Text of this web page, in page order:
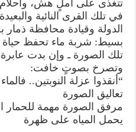
تتغذى على أملٍ هش،
في تلك القرى النائية
الدولة وقيادة محافظة ذمار
بسيط: شربة ماء تحفظ حياة
تلك الصورة ـ وإن بدت
وتصرخ بصوتٍ خافت:
“أنقذوا عزلة النوبتين..
تعاليق الصورة
مرفق الصورة مهمة للحمار
يحمل المياه على ظهرة